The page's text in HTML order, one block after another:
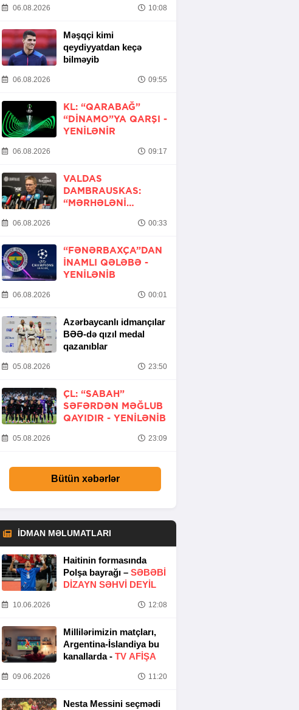
06.08.2026 10:08
Məşqçi kimi
qeydiyyatdan keçə
bilməyib
06.08.2026 09:55
KL: “QARABAĞ”
“DINAMO”YA QARŞI -
YENİLƏNİR
06.08.2026 09:17
VALDAS
DAMBRAUSKAS:
“MƏRHƏLƏNI
06.08.2026 00:33
“FƏNƏRBAXÇA”DAN
INAMLI QƏLƏBƏ -
YENİLƏNİB
06.08.2026 00:01
Azərbaycanlı idmançılar
BƏƏ-də qızıl medal
qazanıblar
05.08.2026 23:50
ÇL: “SABAH”
SƏFƏRDƏN MƏĞLUB
QAYIDIR - YENİLƏNİB
05.08.2026 23:09
Bütün xəbərlər
İDMAN MƏLUMATLARI
Haitinin formasında
Polşa bayrağı – SƏBƏBI
DIZAYN SƏHVI DEYIL
10.06.2026 12:08
Millilərimizin matçları,
Argentina-İslandiya bu
kanallarda - TV AFİŞA
09.06.2026 11:20
Nesta Messini seçmədi